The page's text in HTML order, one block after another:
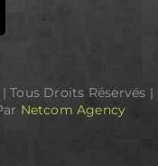
Tous Droits Réservés |
Netcom Agency